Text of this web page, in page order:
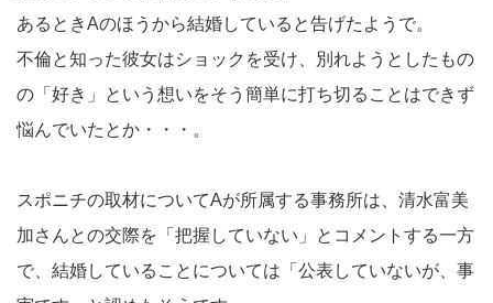
あるときAのほうから結婚していると告げたようで。
不倫と知った彼女はショックを受け、別れようとしたもの
の「好き」という想いをそう簡単に打ち切ることはできず
悩んでいたとか・・・。
スポニチの取材についてAが所属する事務所は、清水富美
加さんとの交際を「把握していない」とコメントする一方
で、結婚していることについては「公表していないが、事